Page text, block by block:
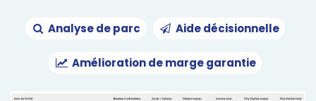
Analyse de parc Aide décisionnelle
Amélioration de marge garantie